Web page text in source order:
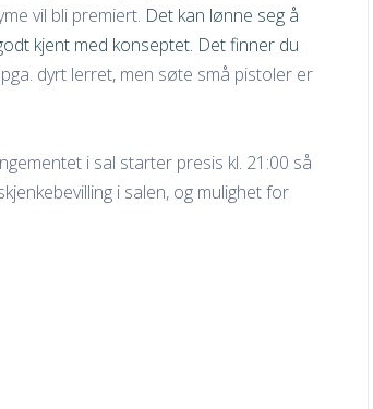
vil bli premiert. Det kan lønne seg å
kjent med konseptet. Det finner du
dyrt lerret, men søte små pistoler er
i sal starter presis kl. 21:00 så
i salen, og mulighet for